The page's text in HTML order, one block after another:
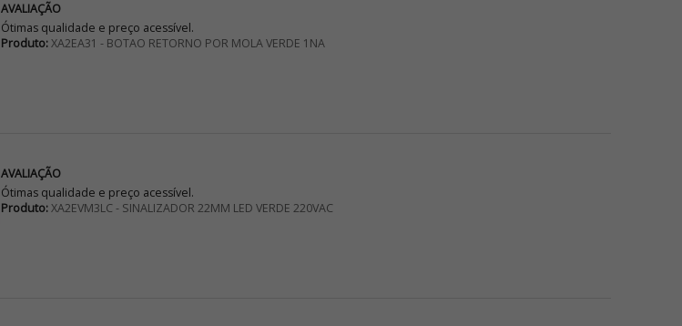
AVALIAÇÃO
Ótimas qualidade e preço acessível.
Produto:XA2EA31 - BOTAO RETORNO POR MOLA VERDE 1NA
AVALIAÇÃO
Ótimas qualidade e preço acessível.
Produto:XA2EVM3LC - SINALIZADOR 22MM LED VERDE 220VAC